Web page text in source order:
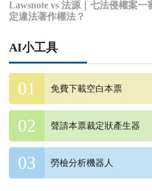
Lawsnote vs 法源｜七法侵權案
定違法著作權法？
AI小工具
免費下載空白本票
聲請本票裁定狀產生器
勞檢分析機器人